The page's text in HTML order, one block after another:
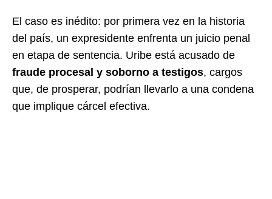
El caso es inédito: por primera vez en la historia
del país, un expresidente enfrenta un juicio penal
en etapa de sentencia. Uribe está acusado de
fraude procesal y soborno a testigos, cargos
que, de prosperar, podrían llevarlo a una condena
que implique cárcel efectiva.